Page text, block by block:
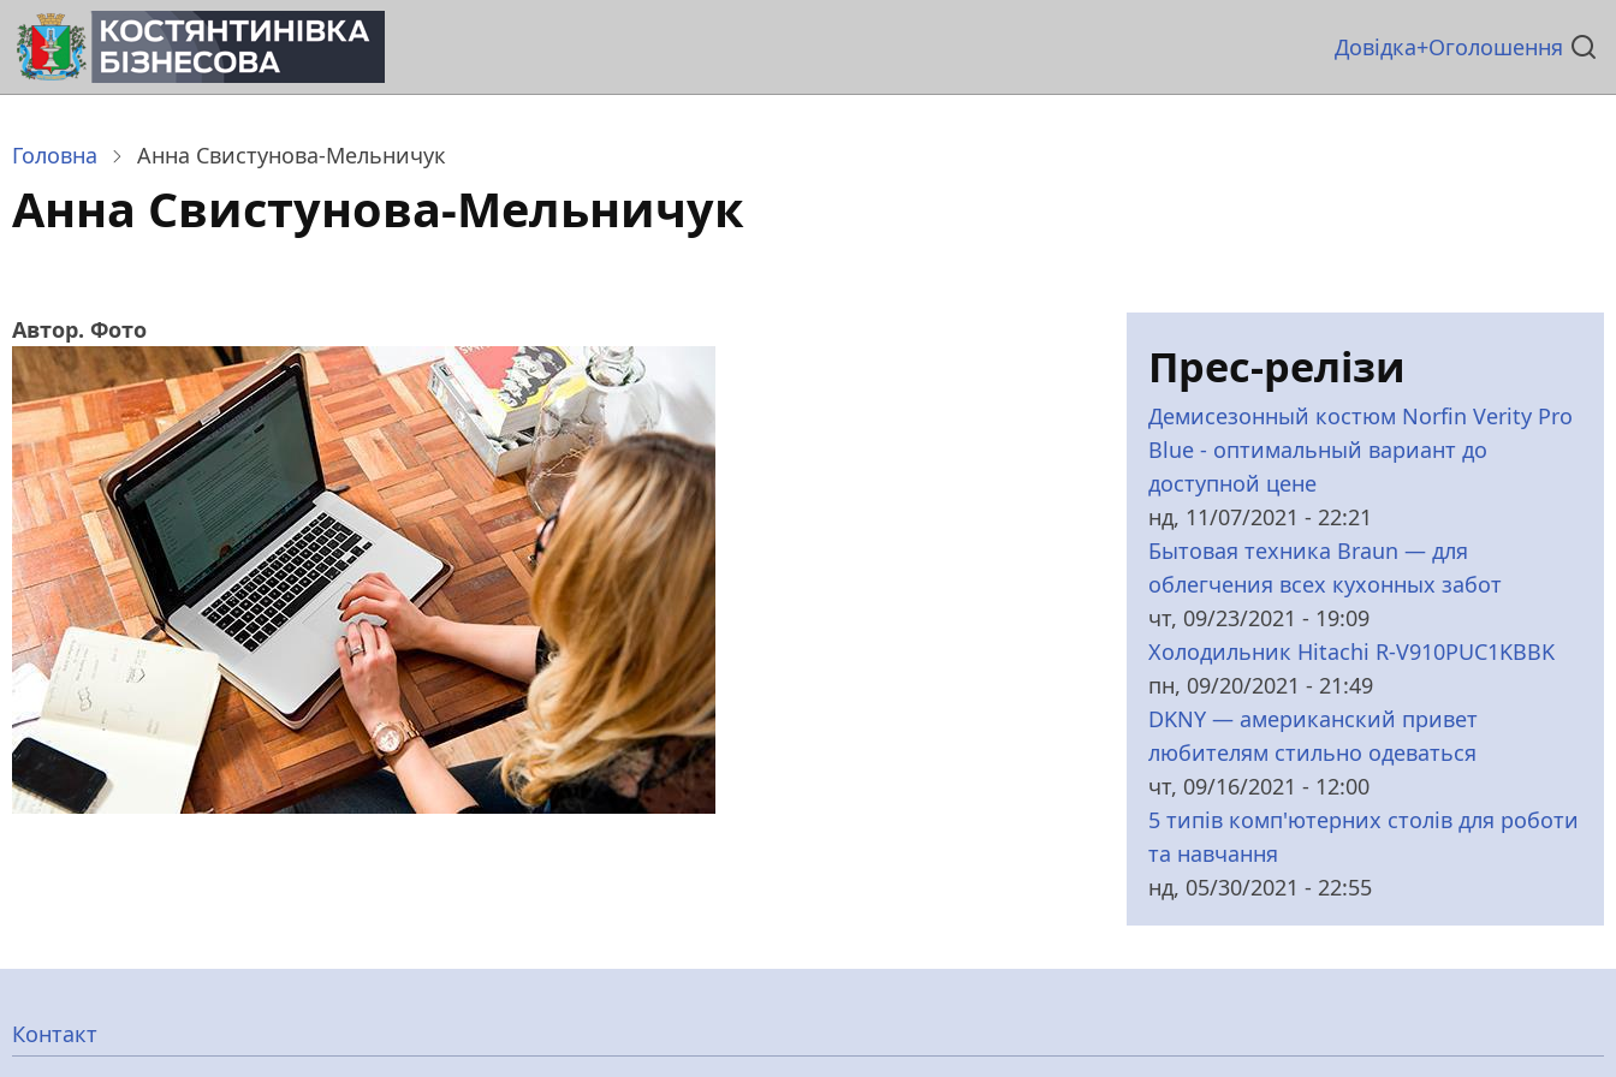
Перейти
до
основного
Основна
Довідка Оголошення
Головна Анна Свистунова-Мельничук
Анна Свистунова-Мельничук
Автор. Фото
Прес-релізи
Демисезонный костюм Norfin Verity Pro
Blue - оптимальный вариант до
доступной цене
нд, 11/07/2021 - 22:21
Бытовая техника Braun — для
облегчения всех кухонных забот
чт, 09/23/2021 - 19:09
Холодильник Hitachi R-V910PUC1KBBK
пн, 09/20/2021 - 21:49
DKNY — американский привет
любителям стильно одеваться
чт, 09/16/2021 - 12:00
5 типів комп'ютерних столів для роботи
та навчання
нд, 05/30/2021 - 22:55
Меню
Контакт